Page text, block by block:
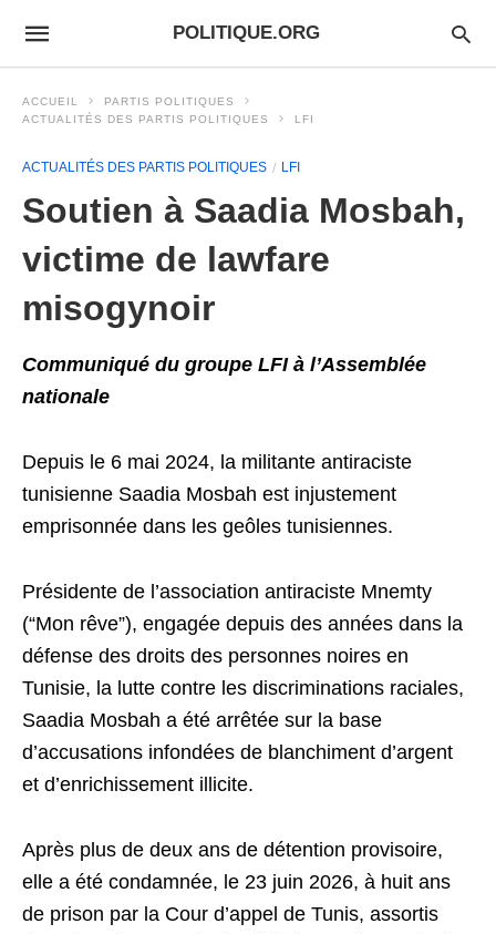
POLITIQUE.ORG
ACCUEIL
PARTIS POLITIQUES
ACTUALITÉS DES PARTIS POLITIQUES
LFI
ACTUALITÉS DES PARTIS POLITIQUES LFI
Soutien à Saadia Mosbah,
victime de lawfare
misogynoir
Communiqué du groupe LFI à l’Assemblée
nationale
Depuis le 6 mai 2024, la militante antiraciste
tunisienne Saadia Mosbah est injustement
emprisonnée dans les geôles tunisiennes.
Présidente de l’association antiraciste Mnemty
(“Mon rêve”), engagée depuis des années dans la
défense des droits des personnes noires en
Tunisie, la lutte contre les discriminations raciales,
Saadia Mosbah a été arrêtée sur la base
d’accusations infondées de blanchiment d’argent
et d’enrichissement illicite.
Après plus de deux ans de détention provisoire,
elle a été condamnée, le 23 juin 2026, à huit ans
de prison par la Cour d’appel de Tunis, assortis